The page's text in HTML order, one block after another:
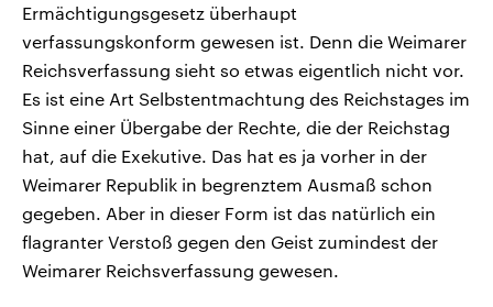
Ermächtigungsgesetz überhaupt
verfassungskonform gewesen ist. Denn die Weimarer
Reichsverfassung sieht so etwas eigentlich nicht vor.
Es ist eine Art Selbstentmachtung des Reichstages im
Sinne einer Übergabe der Rechte, die der Reichstag
hat, auf die Exekutive. Das hat es ja vorher in der
Weimarer Republik in begrenztem Ausmaß schon
gegeben. Aber in dieser Form ist das natürlich ein
flagranter Verstoß gegen den Geist zumindest der
Weimarer Reichsverfassung gewesen.